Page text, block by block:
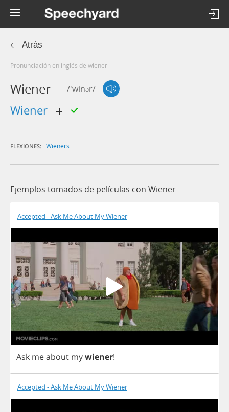
Atrás
Pronunciación en inglés de wiener
Wiener /'winər/
wiener
FLEXIONES: Wieners
Ejemplos tomados de películas con Wiener
Accepted - Ask Me About My Wiener
Ask meabout mywiener!
Accepted - Ask Me About My Wiener